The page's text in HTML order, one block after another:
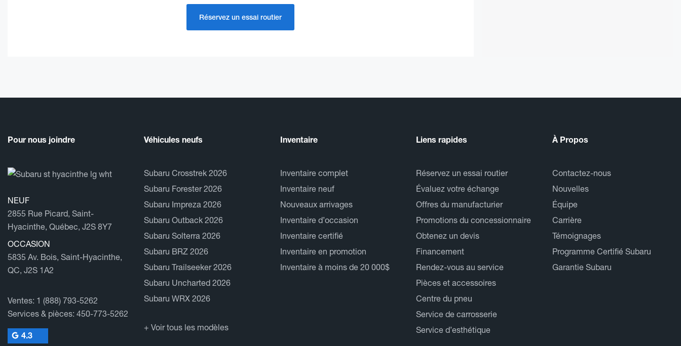
Réservez un essai routier
Pour nous joindre
NEUF
2855 Rue Picard, Saint-
Hyacinthe, Québec, J2S 8Y7
OCCASION
5835 Av. Bois, Saint-Hyacinthe,
QC, J2S 1A2
Ventes: 1 (888) 793-5262
Services & pièces: 450-773-5262
4.3
Véhicules neufs
Subaru Crosstrek 2026
Subaru Forester 2026
Subaru Impreza 2026
Subaru Outback 2026
Subaru Solterra 2026
Subaru BRZ 2026
Subaru Trailseeker 2026
Subaru Uncharted 2026
Subaru WRX 2026
+ Voir tous les modèles
Inventaire
Inventaire complet
Inventaire neuf
Nouveaux arrivages
Inventaire d’occasion
Inventaire certifié
Inventaire en promotion
Inventaire à moins de 20 000$
Liens rapides
Réservez un essai routier
Évaluez votre échange
Offres du manufacturier
Promotions du concessionnaire
Obtenez un devis
Financement
Rendez-vous au service
Pièces et accessoires
Centre du pneu
Service de carrosserie
Service d’esthétique
À Propos
Contactez-nous
Nouvelles
Équipe
Carrière
Témoignages
Programme Certifié Subaru
Garantie Subaru